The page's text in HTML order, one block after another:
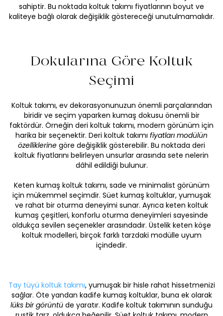
sahiptir. Bu noktada koltuk takımı fiyatlarının boyut ve
kaliteye bağlı olarak değişiklik göstereceği unutulmamalıdır.
Dokularına Göre Koltuk
Seçimi
Koltuk takımı, ev dekorasyonunuzun önemli parçalarından
biridir ve seçim yaparken kumaş dokusu önemli bir
faktördür. Örneğin deri koltuk takımı, modern görünüm için
harika bir seçenektir. Deri koltuk takımı fiyatları modülün
özelliklerine göre değişiklik gösterebilir. Bu noktada deri
koltuk fiyatlarını belirleyen unsurlar arasında sete nelerin
dâhil edildiği bulunur.
Keten kumaş koltuk takımı, sade ve minimalist görünüm
için mükemmel seçimdir. Süet kumaş koltuklar, yumuşak
ve rahat bir oturma deneyimi sunar. Ayrıca keten koltuk
kumaş çeşitleri, konforlu oturma deneyimleri sayesinde
oldukça sevilen seçenekler arasındadır. Üstelik keten köşe
koltuk modelleri, birçok farklı tarzdaki modülle uyum
içindedir.
Tay tüyü koltuk takımı, yumuşak bir hisle rahat hissetmenizi
sağlar. Öte yandan kadife kumaş koltuklar, buna ek olarak
lüks bir görüntü de yaratır. Kadife koltuk takımının sunduğu